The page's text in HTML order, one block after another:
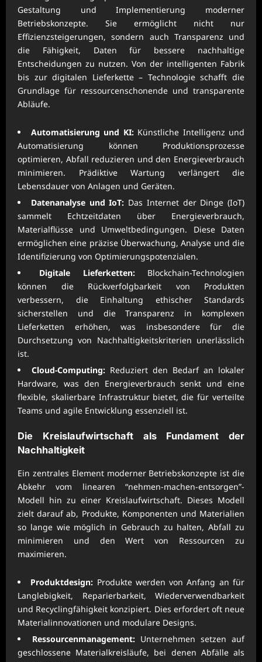
Gestaltung und Implementierung moderner
Betriebskonzepte. Sie ermöglicht nicht nur
Effizienzsteigerungen, sondern auch Transparenz und
die Fähigkeit, Daten für bessere nachhaltige
Entscheidungen zu nutzen. Von der intelligenten Fabrik
bis zur digitalen Lieferkette – Technologie schafft die
Grundlage für ressourcenschonende und transparente
Abläufe.
Automatisierung und KI:Künstliche Intelligenz und
Automatisierung können Produktionsprozesse
optimieren, Abfall reduzieren und den Energieverbrauch
minimieren. Prädiktive Wartung verlängert die
Lebensdauer von Anlagen und Geräten.
Datenanalyse und IoT: Das Internet der Dinge (IoT)
sammelt Echtzeitdaten über Energieverbrauch,
Materialflüsse und Umweltbedingungen. Diese Daten
ermöglichen eine präzise Überwachung, Analyse und die
Identifizierung von Optimierungspotenzialen.
Digitale Lieferketten:Blockchain-Technologien
können die Rückverfolgbarkeit von Produkten
verbessern, die Einhaltung ethischer Standards
sicherstellen und die Transparenz in komplexen
Lieferketten erhöhen, was insbesondere für die
Durchsetzung von Nachhaltigkeitskriterien unerlässlich
ist.
Cloud-Computing: Reduziert den Bedarf an lokaler
Hardware, was den Energieverbrauch senkt und eine
flexible, skalierbare Infrastruktur bietet, die für verteilte
Teams und agile Entwicklung essenziell ist.
Die Kreislaufwirtschaft als Fundament der
Nachhaltigkeit
Ein zentrales Element moderner Betriebskonzepte ist die
Abkehr vom linearen “nehmen-machen-entsorgen”-
Modell hin zu einer Kreislaufwirtschaft. Dieses Modell
zielt darauf ab, Produkte, Komponenten und Materialien
so lange wie möglich in Gebrauch zu halten, Abfall zu
minimieren und den Wert von Ressourcen zu
maximieren.
Produktdesign: Produkte werden von Anfang an für
Langlebigkeit, Reparierbarkeit, Wiederverwendbarkeit
und Recyclingfähigkeit konzipiert. Dies erfordert oft neue
Materialinnovationen und modulare Designs.
Ressourcenmanagement: Unternehmen setzen auf
geschlossene Materialkreisläufe, bei denen Abfälle als